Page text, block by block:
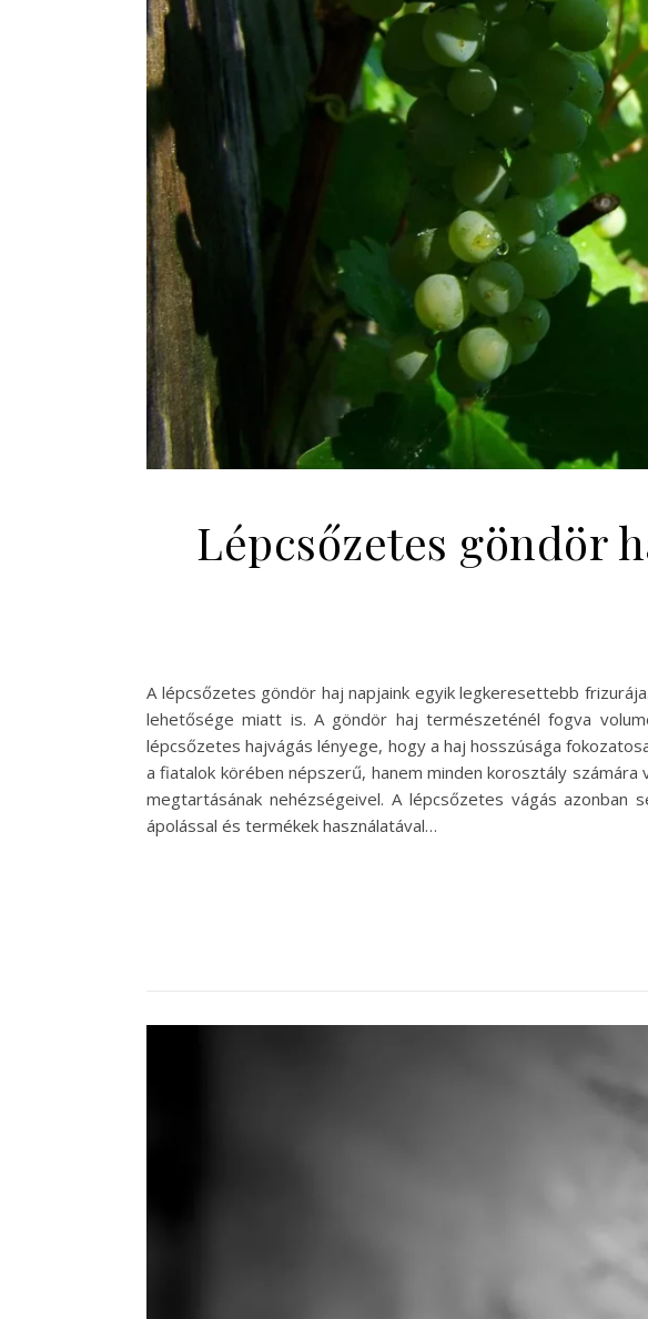
Lépcsőzetes göndör
A lépcsőzetes göndör haj napjaink egyik legkeresettebb
lehetősége miatt is. A göndör haj természeténél fogva
lépcsőzetes hajvágás lényege, hogy a haj hosszúsága
a fiatalok körében népszerű, hanem minden korosztály
megtartásának nehézségeivel. A lépcsőzetes vágás
ápolással és termékek használatával…